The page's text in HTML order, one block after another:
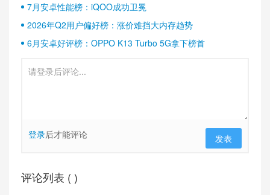
7月安卓性能榜：iQOO成功卫冕
2026年Q2用户偏好榜：涨价难挡大内存趋势
6月安卓好评榜：OPPO K13 Turbo 5G拿下榜首
登录后才能评论 发表
评论列表 ( )